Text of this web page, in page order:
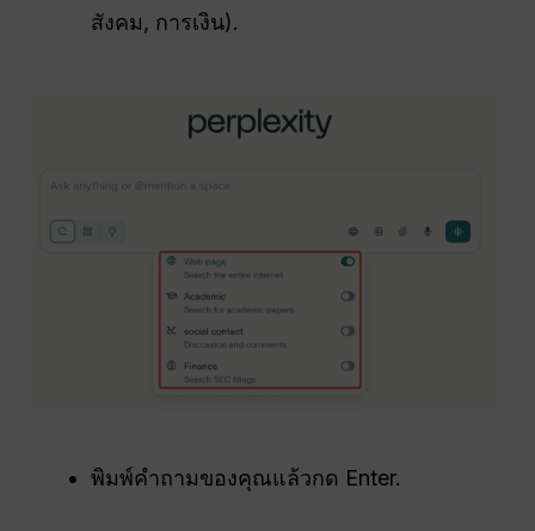
สังคม, การเงิน).
พิมพ์คำถามของคุณแล้วกด Enter.